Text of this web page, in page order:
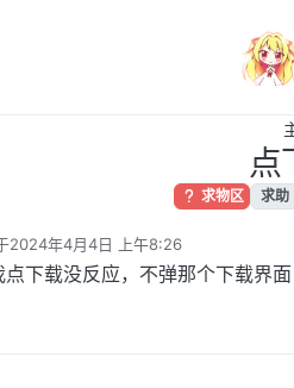
点
求物区 求助
2024年4月4日 上午8:26
由 编辑
下载没反应，不弹那个下载界面